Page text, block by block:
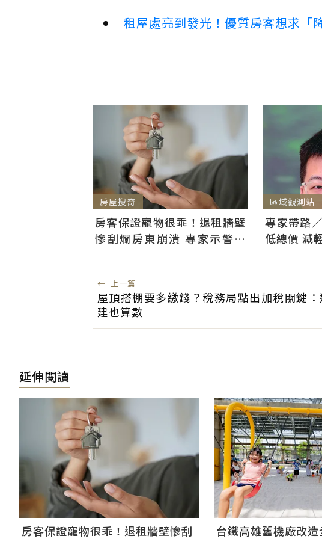
租屋處亮到發光！優質房客想求「
房屋搜奇
房客保證寵物很乖！退租牆壁
慘刮爛房東崩潰 專家示警：
區域觀測站
專家帶路
低總價 減
← 上一篇
屋頂搭棚要多繳錢？稅務局點出加稅關鍵：
建也算數
延伸閱讀
房客保證寵物很乖！退租牆壁慘刮 台鐵高雄舊機廠改